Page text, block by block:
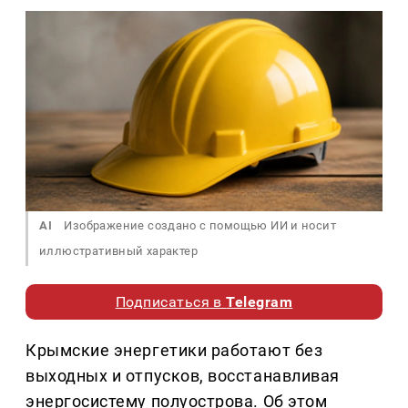
AI
Изображение создано с помощью ИИ и носит
иллюстративный характер
Подписаться вTelegram
Крымские энергетики работают без
выходных и отпусков, восстанавливая
энергосистему полуострова. Об этом